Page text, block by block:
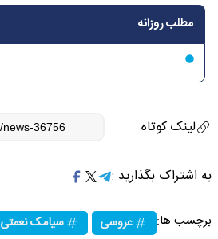
مطلب روزانه
لینک کوتاه
به اشتراک بگذارید :
برچسب ها: عروسی سیامک نعمتی